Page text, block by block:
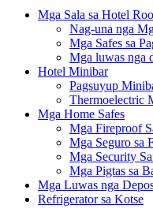
Mga Sala sa Hotel
Nag-una nga
Mga Safes sa
Mga luwas nga
Hotel Minibar
Pagsuyup
Thermoelectric
Mga Home Safes
Mga Fireproof
Mga Seguro sa
Mga Security
Mga Pigtas sa
Mga Luwas nga
Refrigerator sa Kotse